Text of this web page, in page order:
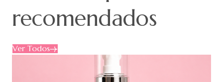
recomendados
Ver Todos